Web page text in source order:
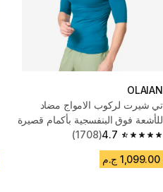
OLAIAN
تي شيرت لركوب الامواج مضاد
للأشعة فوق البنفسجية بأكمام قصيرة
للرجال - أزرق
4.7
4.7 out of 5 stars from 1708 reviews
(1708)
1,099.00 ج.م